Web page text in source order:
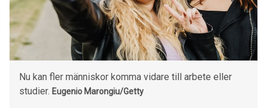
Nu kan fler människor komma vidare till arbete eller
studier. Eugenio Marongiu/Getty